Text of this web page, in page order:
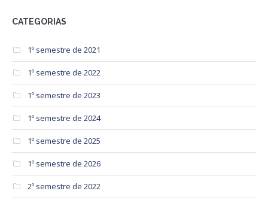
CATEGORIAS
1º semestre de 2021
1º semestre de 2022
1º semestre de 2023
1º semestre de 2024
1º semestre de 2025
1º semestre de 2026
2º semestre de 2022